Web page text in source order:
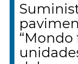
“Mondo